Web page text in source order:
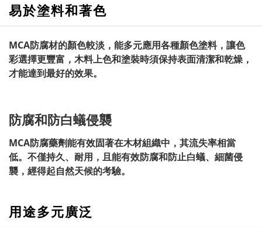
易於塗料和著色
MCA防腐材的顏色較淡，能多元應用各種顏色塗料，讓色
彩選擇更豐富，木料上色和塗裝時須保持表面清潔和乾燥，
才能達到最好的效果。
防腐和防白蟻侵襲
MCA防腐藥劑能有效固著在木材組織中，其流失率相當
低。不僅持久、耐用，且能有效防腐和防止白蟻、細菌侵
襲，經得起自然天候的考驗。
用途多元廣泛